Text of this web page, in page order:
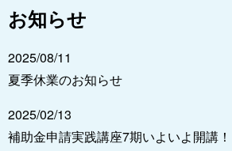
お知らせ
2025/08/11
夏季休業のお知らせ
2025/02/13
補助金申請実践講座7期いよいよ開講！